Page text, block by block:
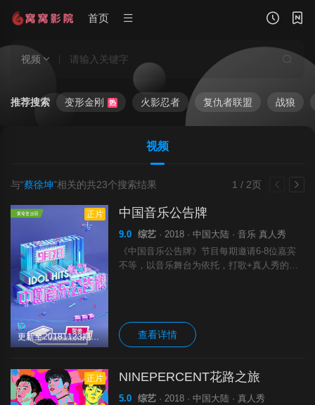
首页
视频
推荐搜索 变形金刚 热 火影忍者 复仇者联盟 战狼
视频
1 / 2页
与“蔡徐坤”相关的共23个搜索结果
正片
更新至20181123期完结
中国音乐公告牌
9.0 综艺 · 2018 · 中国大陆 · 音乐 真人秀
《中国音乐公告牌》节目每期邀请6-8位嘉宾
不等，以音乐舞台为依托，打歌+真人秀的形
查看详情
正片 NINEPERCENT花路之旅
5.0 综艺 · 2018 · 中国大陆 · 真人秀